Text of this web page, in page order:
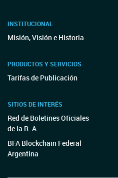
INSTITUCIONAL
Misión, Visión e Historia
PRODUCTOS Y SERVICIOS
Tarifas de Publicación
SITIOS DE INTERÉS
Red de Boletines Oficiales
de la R. A.
BFA Blockchain Federal
Argentina